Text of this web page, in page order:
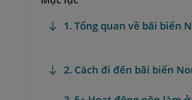
1. Tổng quan về bãi biển
2. Cách đi đến bãi biển